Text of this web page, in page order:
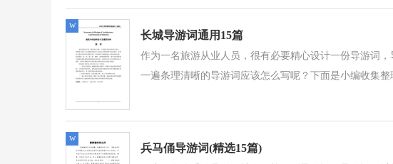
长城导游词通用15篇
作为一名旅游从业人员，很有必要精心设计一份导游词
一遍条理清晰的导游词应该怎么写呢？下面是小编收集整
w
兵马俑导游词(精选15篇)
w